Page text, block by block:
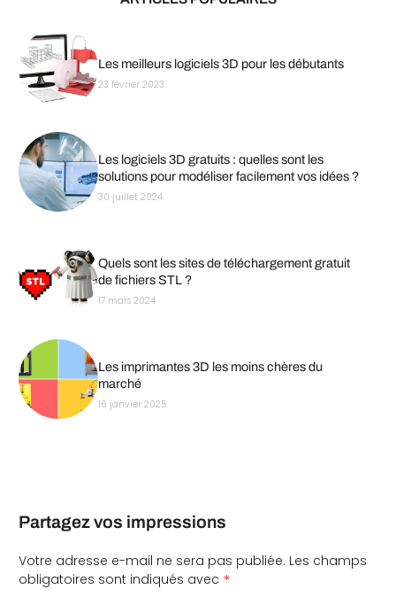
Les meilleurs logiciels 3D pour les débutants
23 février 2023
Les logiciels 3D gratuits : quelles sont les
solutions pour modéliser facilement vos idées ?
30 juillet 2024
Quels sont les sites de téléchargement gratuit
de fichiers STL ?
17 mars 2024
Les imprimantes 3D les moins chères du
marché
16 janvier 2025
Partagez vos impressions
Votre adresse e-mail ne sera pas publiée. Les champs
obligatoires sont indiqués avec *